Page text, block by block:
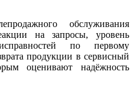
обслуживания
на запросы, уровень
по первому
продукции в сервисный
оценивают надёжность